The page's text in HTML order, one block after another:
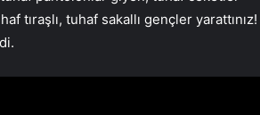
tıraşlı, tuhaf sakallı gençler yarattınız!